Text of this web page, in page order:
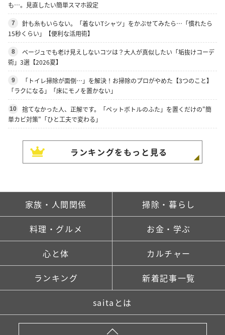
も…。見直したい簡単スマホ設定
7
針も糸もいらない。「着ないTシャツ」をかぶせてみたら…「慣れたら
15秒くらい」【便利な活用術】
8
ベージュでも老け見えしないコツは？大人が真似したい「垢抜けコーデ
術」3選【2026夏】
9
「トイレ掃除が面倒…」を解決！お掃除のプロがやめた【3つのこと】
「ラクになる」「床にモノを置かない」
10
捨てなかった人、正解です。「ペットボトルのふた」を置くだけの"簡
単カビ対策"「ひと工夫で変わる」
ランキングをもっと見る
家族・人間関係 掃除・暮らし
料理・グルメ お金・学ぶ
心と体 カルチャー
ランキング 新着記事一覧
saitaとは